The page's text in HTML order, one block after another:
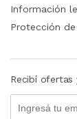
Información
Protección de
Recibí ofertas